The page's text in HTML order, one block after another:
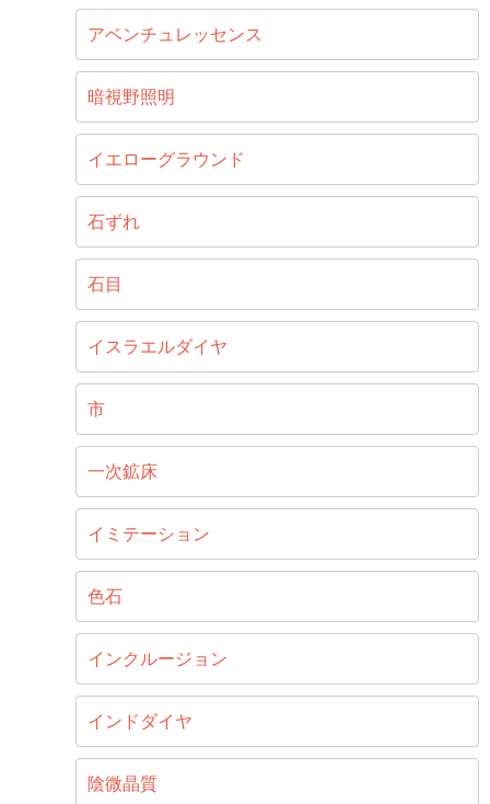
アベンチュレッセンス
暗視野照明
イエローグラウンド
石ずれ
石目
イスラエルダイヤ
市
一次鉱床
イミテーション
色石
インクルージョン
インドダイヤ
陰微晶質